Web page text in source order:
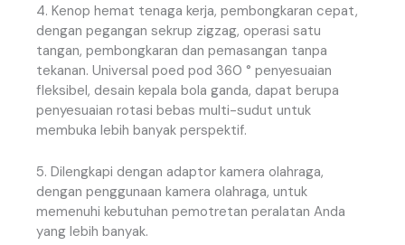
4. Kenop hemat tenaga kerja, pembongkaran cepat,
dengan pegangan sekrup zigzag, operasi satu
tangan, pembongkaran dan pemasangan tanpa
tekanan. Universal poed pod 360 ° penyesuaian
fleksibel, desain kepala bola ganda, dapat berupa
penyesuaian rotasi bebas multi-sudut untuk
membuka lebih banyak perspektif.
5. Dilengkapi dengan adaptor kamera olahraga,
dengan penggunaan kamera olahraga, untuk
memenuhi kebutuhan pemotretan peralatan Anda
yang lebih banyak.